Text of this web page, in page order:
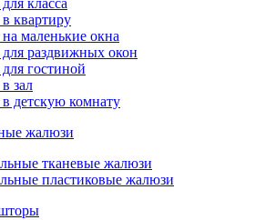
класса
квартиру
маленькие окна
раздвижных окон
гостиной
зал
детскую комнату
жалюзи
тканевые жалюзи
пластиковые жалюзи